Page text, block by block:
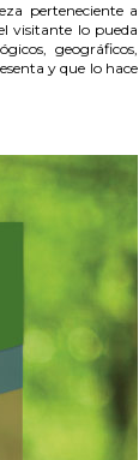
perteneciente a
visitante lo pueda
geográficos,
y que lo hace